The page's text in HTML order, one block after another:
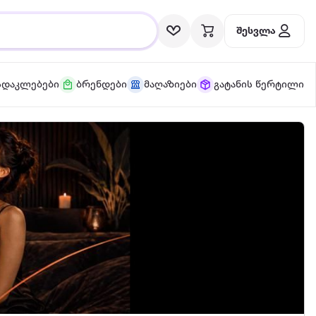
შესვლა
ბრენდები მაღაზიები გატანის წერტილი